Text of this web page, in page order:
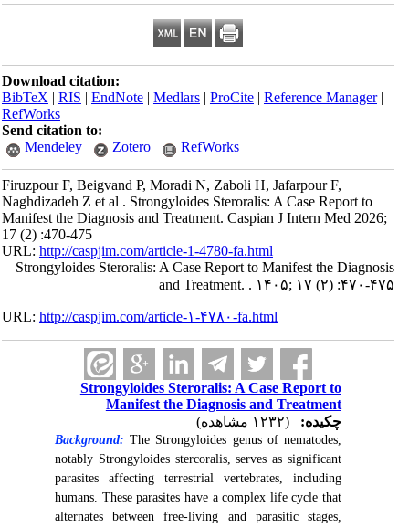
Download citation:
BibTeX|RIS|EndNote|Medlars|ProCite|Reference Manager
RefWorks
Send citation to:
Mendeley
Zotero RefWorks
Firuzpour F, Beigvand P, Moradi N, Zaboli H, Jafarpour F,
Naghdizadeh Z et al . Strongyloides Steroralis: A Case Report to
Manifest the Diagnosis and Treatment. Caspian J Intern Med 2026;
17 (2) :470-475
URL:http://caspjim.com/article-1-4780-fa.html
Strongyloides Steroralis: A Case Report to Manifest the Diagnosis
and Treatment. . ۱۴۰۵; ۱۷ (۲) :۴۷۰-۴۷۵
URL:http://caspjim.com/article-۱-۴۷۸۰-fa.html
Strongyloides Steroralis: A Case Report to
Manifest the Diagnosis and Treatment
چکیده:
Background:The Strongyloides genus of nematodes,
notably Strongyloides stercoralis, serves as significant
parasites affecting terrestrial vertebrates, including
humans. These parasites have a complex life cycle that
alternates between free-living and parasitic stages,